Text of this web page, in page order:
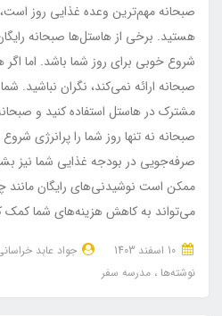
صبحانه مهم‌ترین وعده غذایی روز
هستید. برخی از هاستل‌ها صبحانه
شروع خوبی برای روز شما باشد. اما
صبحانه ارائه نمی‌کند، نگران نباشید.
مشترک در هاستل استفاده کنید و
صبحانه نه تنها روز شما را پرانرژی
صرفه‌جویی در بودجه غذایی شما نیز
ممکن است نوشیدنی‌های رایگان مانند
می‌تواند به کاهش هزینه‌های شما کمک
جواد عابد
نوشته‌ها
مدرسه سفر